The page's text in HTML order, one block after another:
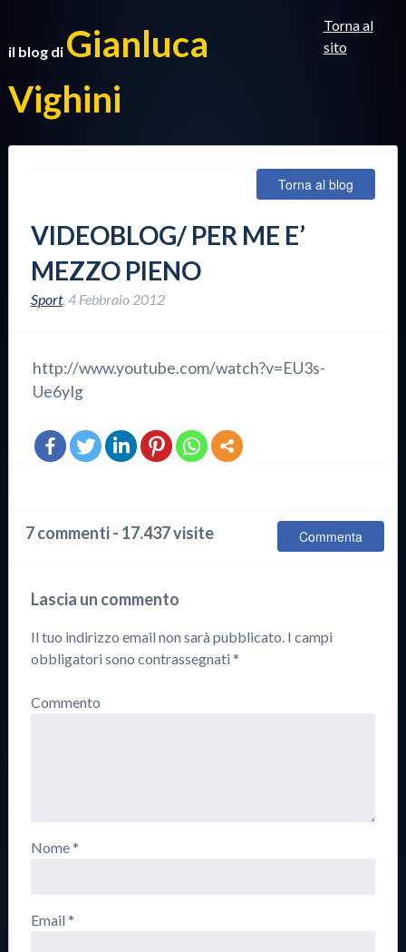
il blog di Gianluca
Vighini
Torna al
sito
Torna al blog
VIDEOBLOG/ PER ME E’
MEZZO PIENO
Sport, 4 Febbraio 2012
http://www.youtube.com/watch?v=EU3s-
Ue6yIg
7 commenti - 17.437 visite Commenta
Lascia un commento
Il tuo indirizzo email non sarà pubblicato. I campi
obbligatori sono contrassegnati *
Commento
Nome*
Email *